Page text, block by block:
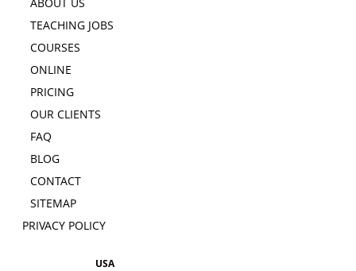
TEACHING JOBS
COURSES
ONLINE
PRICING
OUR CLIENTS
FAQ
BLOG
CONTACT
SITEMAP
PRIVACY POLICY
USA